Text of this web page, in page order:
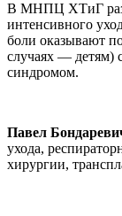
В МНПЦ ХТиГ
интенсивного
боли оказывают
случаях — детям)
синдромом.
Павел
ухода,
хирургии,